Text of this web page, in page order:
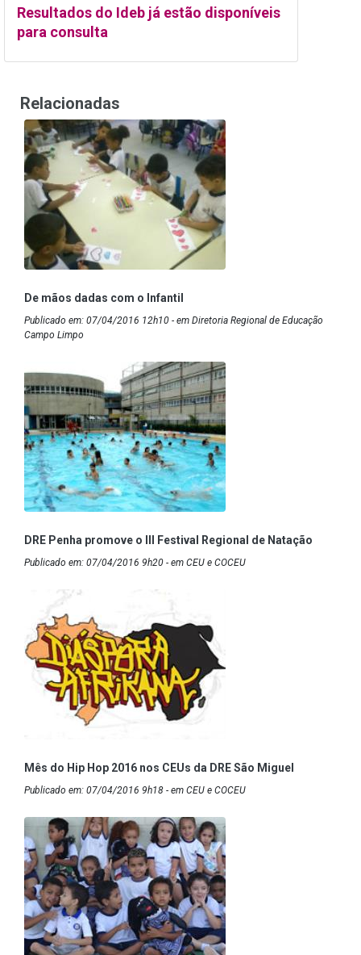
Resultados do Ideb já estão disponíveis
para consulta
Relacionadas
De mãos dadas com o Infantil
Publicado em: 07/04/2016 12h10 - em Diretoria Regional de Educação
Campo Limpo
DRE Penha promove o III Festival Regional de Natação
Publicado em: 07/04/2016 9h20 - em CEU e COCEU
Mês do Hip Hop 2016 nos CEUs da DRE São Miguel
Publicado em: 07/04/2016 9h18 - em CEU e COCEU